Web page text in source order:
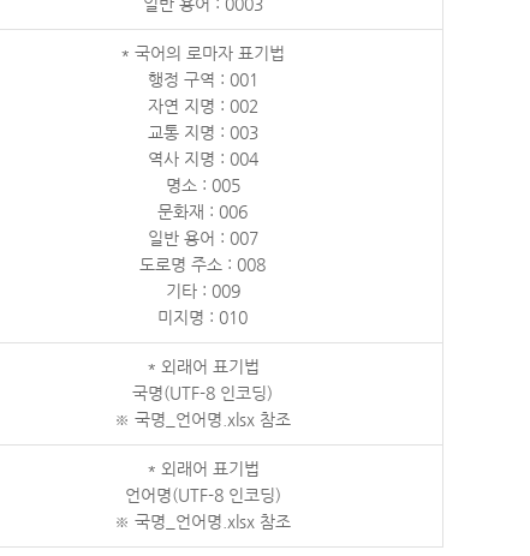
* 국어의 로마자 표기법
행정 구역 : 001
자연 지명 : 002
교통 지명 : 003
역사 지명 : 004
명소 : 005
문화재 : 006
일반 용어 : 007
도로명 주소 : 008
기타 : 009
미지명 : 010
* 외래어 표기법
국명(UTF-8 인코딩)
※ 국명_언어명.xlsx 참조
* 외래어 표기법
언어명(UTF-8 인코딩)
※ 국명_언어명.xlsx 참조